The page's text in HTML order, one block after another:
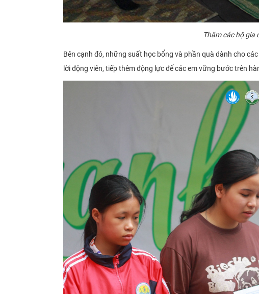
Thăm các hộ gia
Bên cạnh đó, những suất học bổng và phần quà dành cho
lời động viên, tiếp thêm động lực để các em vững bước trên